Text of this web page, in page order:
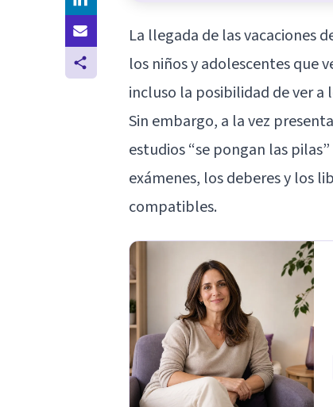
La llegada de las vacaciones
los niños y adolescentes que
incluso la posibilidad de ver
Sin embargo, a la vez
estudios “se pongan las
exámenes, los deberes y los
compatibles.